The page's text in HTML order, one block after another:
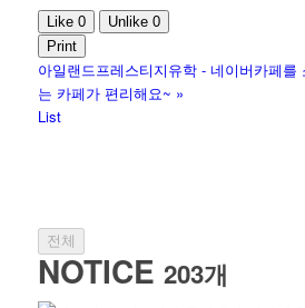
Like 0 Unlike 0
Print
아일랜드프레스티지유학 - 네이버카페를
는 카페가 편리해요~ »
List
전체
NOTICE 203개